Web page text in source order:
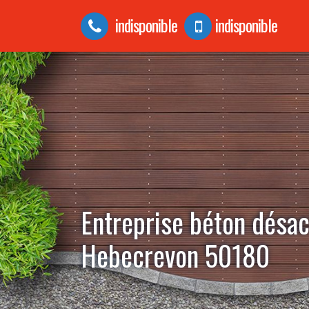
indisponible indisponible
Entreprise béton
Hebecrevon 50180